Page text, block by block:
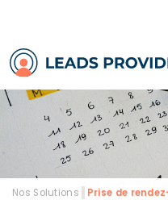
Nos Solutions Prise de